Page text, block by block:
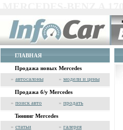
ГЛАВНАЯ
Продажа новых Mercedes
» автосалоны » модели и цены
Продажа б/у Mercedes
» поиск авто » продать
Тюнинг Mercedes
» статьи » галерея